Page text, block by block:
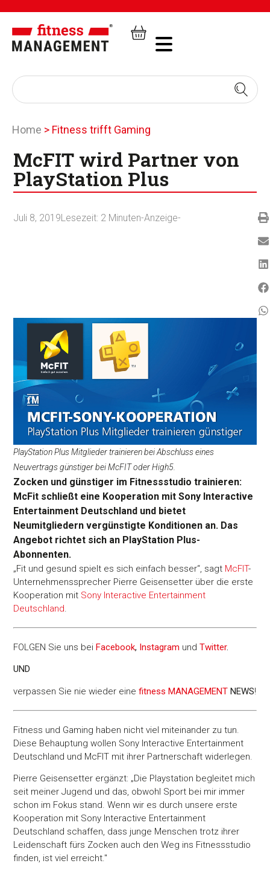
Home > Fitness trifft Gaming
McFIT wird Partner von
PlayStation Plus
Juli 8, 2019Lesezeit: 2 Minuten-Anzeige-
PlayStation Plus Mitglieder trainieren bei Abschluss eines
Neuvertrags günstiger bei McFIT oder High5.
Zocken und günstiger im Fitnessstudio trainieren:
McFit schließt eine Kooperation mit Sony Interactive
Entertainment Deutschland und bietet
Neumitgliedern vergünstigte Konditionen an. Das
Angebot richtet sich an PlayStation Plus-
Abonnenten.
„Fit und gesund spielt es sich einfach besser“, sagt McFIT-
Unternehmenssprecher Pierre Geisensetter über die erste
Kooperation mit Sony Interactive Entertainment
Deutschland.
FOLGEN Sie uns beiFacebook, Instagram undTwitter.
UND
verpassen Sie nie wieder einefitness MANAGEMENT NEWS!
Fitness und Gaming haben nicht viel miteinander zu tun.
Diese Behauptung wollen Sony Interactive Entertainment
Deutschland und McFIT mit ihrer Partnerschaft widerlegen.
Pierre Geisensetter ergänzt: „Die Playstation begleitet mich
seit meiner Jugend und das, obwohl Sport bei mir immer
schon im Fokus stand. Wenn wir es durch unsere erste
Kooperation mit Sony Interactive Entertainment
Deutschland schaffen, dass junge Menschen trotz ihrer
Leidenschaft fürs Zocken auch den Weg ins Fitnessstudio
finden, ist viel erreicht."